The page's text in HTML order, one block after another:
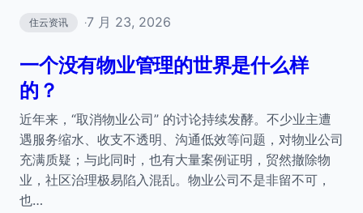
住云资讯 ·7 月 23, 2026
一个没有物业管理的世界是什么样
的？
近年来，“取消物业公司” 的讨论持续发酵。不少业主遭
遇服务缩水、收支不透明、沟通低效等问题，对物业公司
充满质疑；与此同时，也有大量案例证明，贸然撤除物
业，社区治理极易陷入混乱。物业公司不是非留不可，
也…